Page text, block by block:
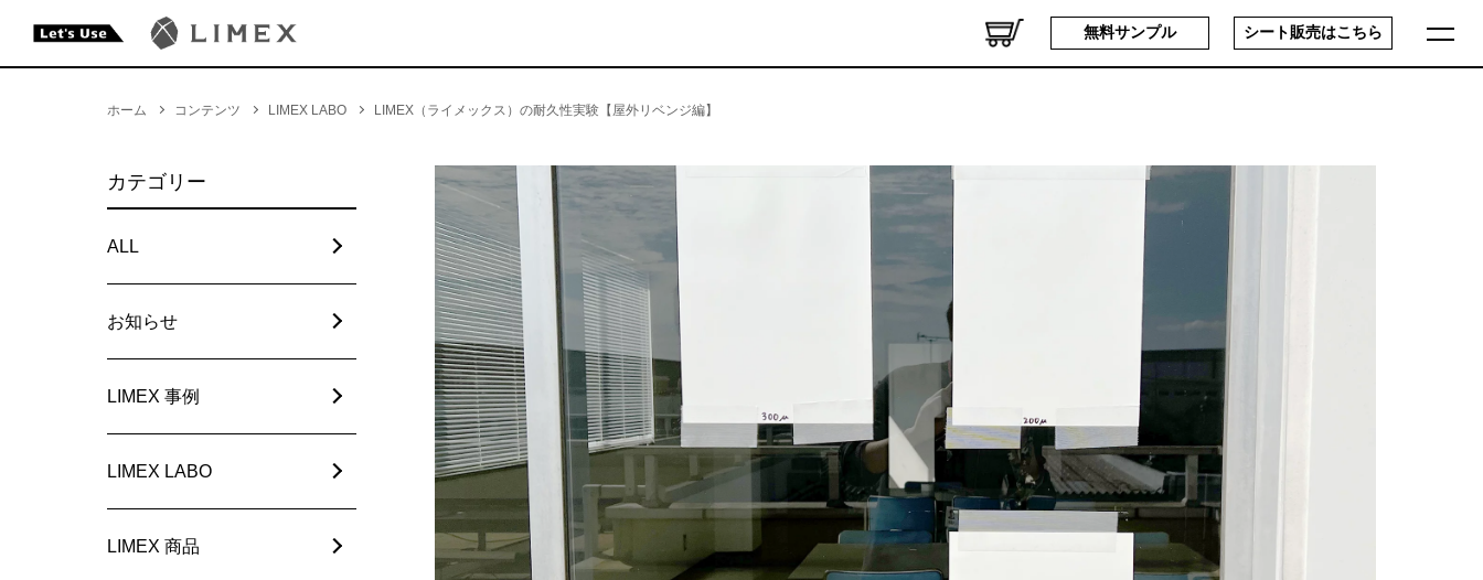
無料サンプル シート販売はこちら
ホーム コンテンツ LIMEX LABO LIMEX（ライメックス）の耐久性実験【屋外リベンジ編】
カテゴリー
ALL
お知らせ
LIMEX 事例
LIMEX LABO
LIMEX 商品